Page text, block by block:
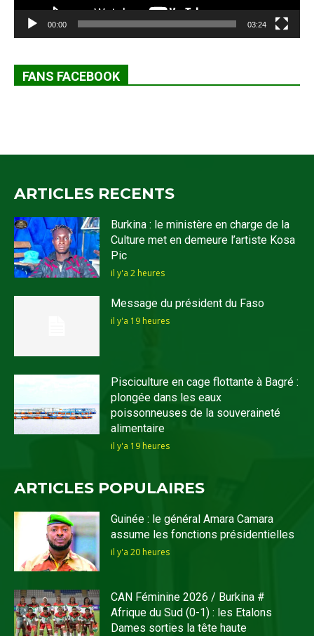
00:00 03:24
FANS FACEBOOK
ARTICLES RECENTS
Burkina : le ministère en charge de la
Culture met en demeure l’artiste Kosa
Pic
il y'a 2 heures
Message du président du Faso
il y'a 19 heures
Pisciculture en cage flottante à Bagré :
plongée dans les eaux
poissonneuses de la souveraineté
alimentaire
il y'a 19 heures
ARTICLES POPULAIRES
Guinée : le général Amara Camara
assume les fonctions présidentielles
il y'a 20 heures
CAN Féminine 2026 / Burkina #
Afrique du Sud (0-1) : les Etalons
Dames sorties la tête haute